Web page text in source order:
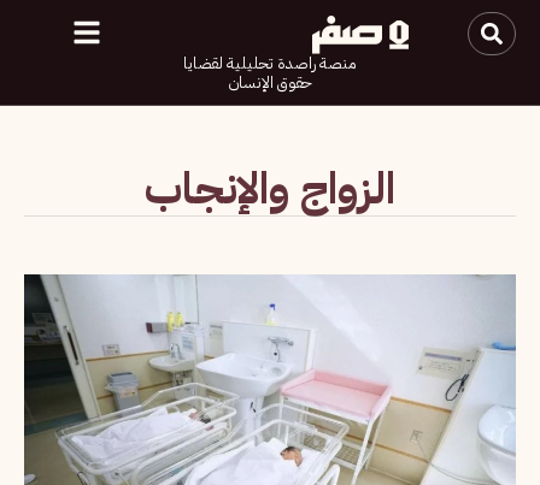
منصة راصدة تحليلية لقضايا
حقوق الإنسان
الزواج والإنجاب